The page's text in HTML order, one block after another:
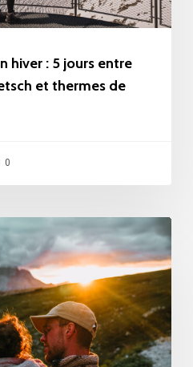
hiver : 5 jours entre
et thermes de
0